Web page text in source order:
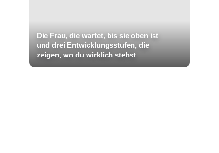
Die Frau, die wartet, bis sie oben ist
und drei Entwicklungsstufen, die
zeigen, wo du wirklich stehst